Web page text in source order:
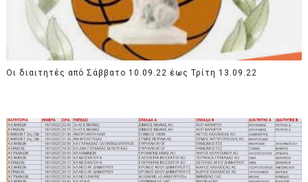
Οι διαιτητές από Σάββατο 10.09.22 έως Τρίτη 13.09.22